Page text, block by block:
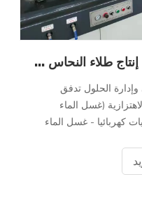
إدارة الصيغة والحلول لعملية إنتاج طلاء النحاس لأسلاك اللحام
وإدارة الحلول تدفق
(غسل الماء
كهربائيا - غسل الماء